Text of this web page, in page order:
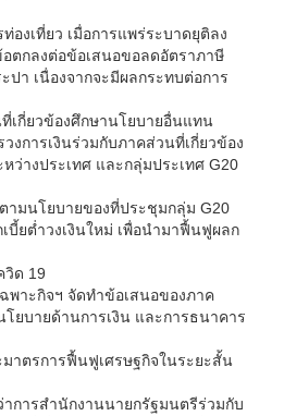
องเที่ยว เมื่อการแพร่ระบาดยุติลง
ตกลงต่อข้อเสนอขอลดอัตราภาษี
ปา เนื่องจากจะมีผลกระทบต่อการ
เกี่ยวข้องศึกษานโยบายอื่นแทน
งการเงินร่วมกับภาคส่วนที่เกี่ยวข้อง
ว่างประเทศ และกลุ่มประเทศ G20
ามนโยบายของที่ประชุมกลุ่ม G20
บี้ยต่ำวงเงินใหม่ เพื่อนำมาฟื้นฟูผลก
ควิด 19
าะกิจฯ จัดทำข้อเสนอของภาค
โยบายด้านการเงิน และการธนาคาร
าตรการฟื้นฟูเศรษฐกิจในระยะสั้น
การสำนักงานนายกรัฐมนตรีร่วมกับ